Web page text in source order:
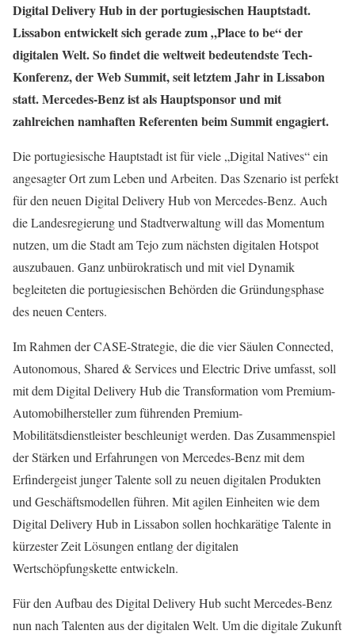
Digital Delivery Hub in der portugiesischen Hauptstadt.
Lissabon entwickelt sich gerade zum „Place to be“ der
digitalen Welt. So findet die weltweit bedeutendste Tech-
Konferenz, der Web Summit, seit letztem Jahr in Lissabon
statt. Mercedes-Benz ist als Hauptsponsor und mit
zahlreichen namhaften Referenten beim Summit engagiert.
Die portugiesische Hauptstadt ist für viele „Digital Natives“ ein
angesagter Ort zum Leben und Arbeiten. Das Szenario ist perfekt
für den neuen Digital Delivery Hub von Mercedes-Benz. Auch
die Landesregierung und Stadtverwaltung will das Momentum
nutzen, um die Stadt am Tejo zum nächsten digitalen Hotspot
auszubauen. Ganz unbürokratisch und mit viel Dynamik
begleiteten die portugiesischen Behörden die Gründungsphase
des neuen Centers.
Im Rahmen der CASE-Strategie, die die vier Säulen Connected,
Autonomous, Shared & Services und Electric Drive umfasst, soll
mit dem Digital Delivery Hub die Transformation vom Premium-
Automobilhersteller zum führenden Premium-
Mobilitätsdienstleister beschleunigt werden. Das Zusammenspiel
der Stärken und Erfahrungen von Mercedes-Benz mit dem
Erfindergeist junger Talente soll zu neuen digitalen Produkten
und Geschäftsmodellen führen. Mit agilen Einheiten wie dem
Digital Delivery Hub in Lissabon sollen hochkarätige Talente in
kürzester Zeit Lösungen entlang der digitalen
Wertschöpfungskette entwickeln.
Für den Aufbau des Digital Delivery Hub sucht Mercedes-Benz
nun nach Talenten aus der digitalen Welt. Um die digitale Zukunft